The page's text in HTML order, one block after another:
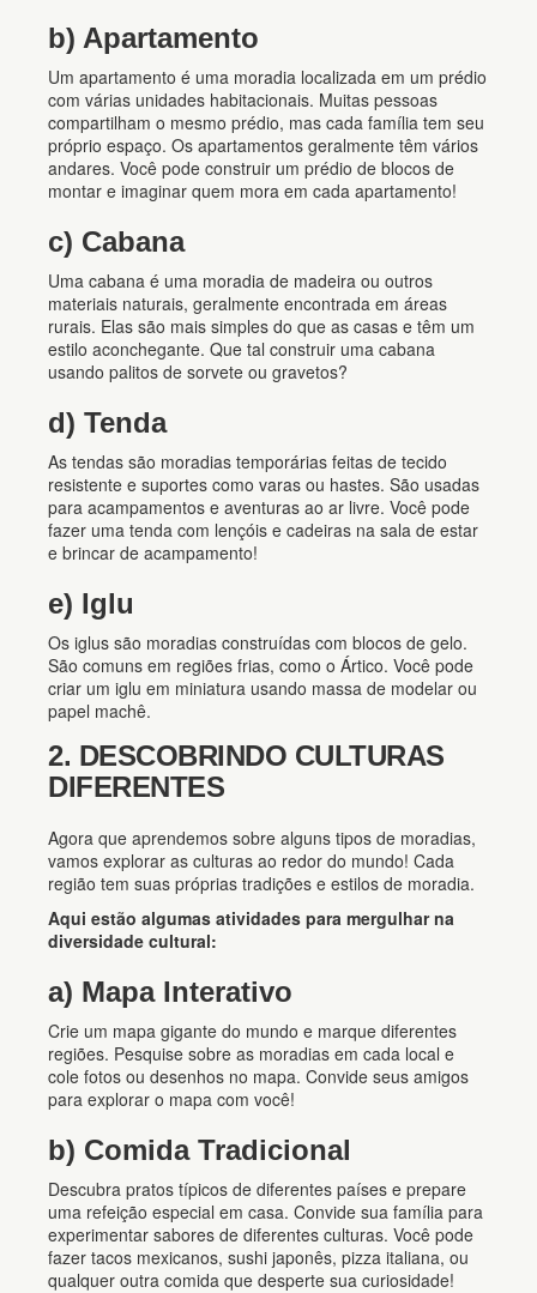
b) Apartamento
Um apartamento é uma moradia localizada em um prédio
com várias unidades habitacionais. Muitas pessoas
compartilham o mesmo prédio, mas cada família tem seu
próprio espaço. Os apartamentos geralmente têm vários
andares. Você pode construir um prédio de blocos de
montar e imaginar quem mora em cada apartamento!
c) Cabana
Uma cabana é uma moradia de madeira ou outros
materiais naturais, geralmente encontrada em áreas
rurais. Elas são mais simples do que as casas e têm um
estilo aconchegante. Que tal construir uma cabana
usando palitos de sorvete ou gravetos?
d) Tenda
As tendas são moradias temporárias feitas de tecido
resistente e suportes como varas ou hastes. São usadas
para acampamentos e aventuras ao ar livre. Você pode
fazer uma tenda com lençóis e cadeiras na sala de estar
e brincar de acampamento!
e) Iglu
Os iglus são moradias construídas com blocos de gelo.
São comuns em regiões frias, como o Ártico. Você pode
criar um iglu em miniatura usando massa de modelar ou
papel machê.
2. DESCOBRINDO CULTURAS
DIFERENTES
Agora que aprendemos sobre alguns tipos de moradias,
vamos explorar as culturas ao redor do mundo! Cada
região tem suas próprias tradições e estilos de moradia.
Aqui estão algumas atividades para mergulhar na
diversidade cultural:
a) Mapa Interativo
Crie um mapa gigante do mundo e marque diferentes
regiões. Pesquise sobre as moradias em cada local e
cole fotos ou desenhos no mapa. Convide seus amigos
para explorar o mapa com você!
b) Comida Tradicional
Descubra pratos típicos de diferentes países e prepare
uma refeição especial em casa. Convide sua família para
experimentar sabores de diferentes culturas. Você pode
fazer tacos mexicanos, sushi japonês, pizza italiana, ou
qualquer outra comida que desperte sua curiosidade!